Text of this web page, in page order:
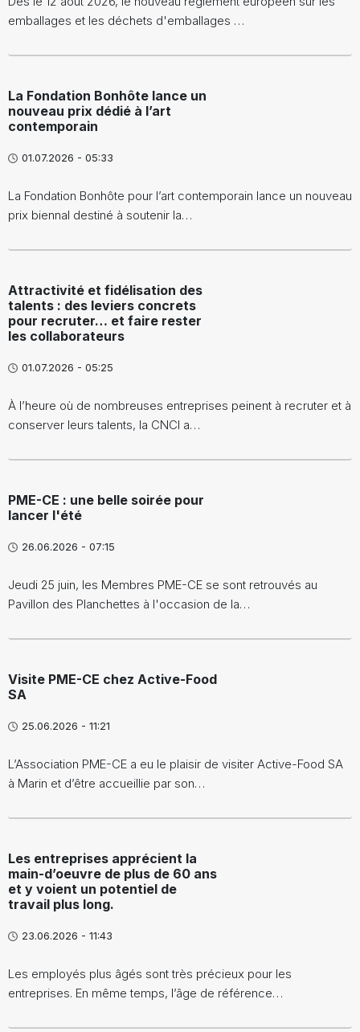
emballages et les déchets d'emballages …
La Fondation Bonhôte lance un
nouveau prix dédié à l’art
contemporain
01.07.2026 - 05:33
La Fondation Bonhôte pour l’art contemporain lance un nouveau
prix biennal destiné à soutenir la…
Attractivité et fidélisation des
talents : des leviers concrets
pour recruter… et faire rester
les collaborateurs
01.07.2026 - 05:25
À l’heure où de nombreuses entreprises peinent à recruter et à
conserver leurs talents, la CNCI a…
PME-CE : une belle soirée pour
lancer l'été
26.06.2026 - 07:15
Jeudi 25 juin, les Membres PME-CE se sont retrouvés au
Pavillon des Planchettes à l'occasion de la…
Visite PME-CE chez Active-Food
SA
25.06.2026 - 11:21
L’Association PME-CE a eu le plaisir de visiter Active-Food SA
à Marin et d’être accueillie par son…
Les entreprises apprécient la
main-d’oeuvre de plus de 60 ans
et y voient un potentiel de
travail plus long.
23.06.2026 - 11:43
Les employés plus âgés sont très précieux pour les
entreprises. En même temps, l’âge de référence…